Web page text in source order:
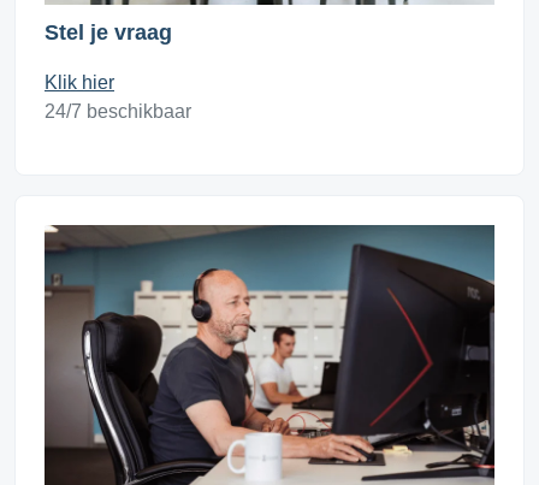
Stel je vraag
Klik hier
24/7 beschikbaar